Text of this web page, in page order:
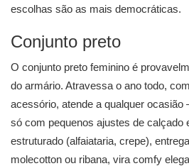
escolhas são as mais democráticas.
Conjunto preto
O conjunto preto feminino é
do armário. Atravessa o ano todo,
acessório, atende a qualquer
só com pequenos ajustes de calçado
estruturado (alfaiataria, crepe),
molecotton ou ribana, vira comfy